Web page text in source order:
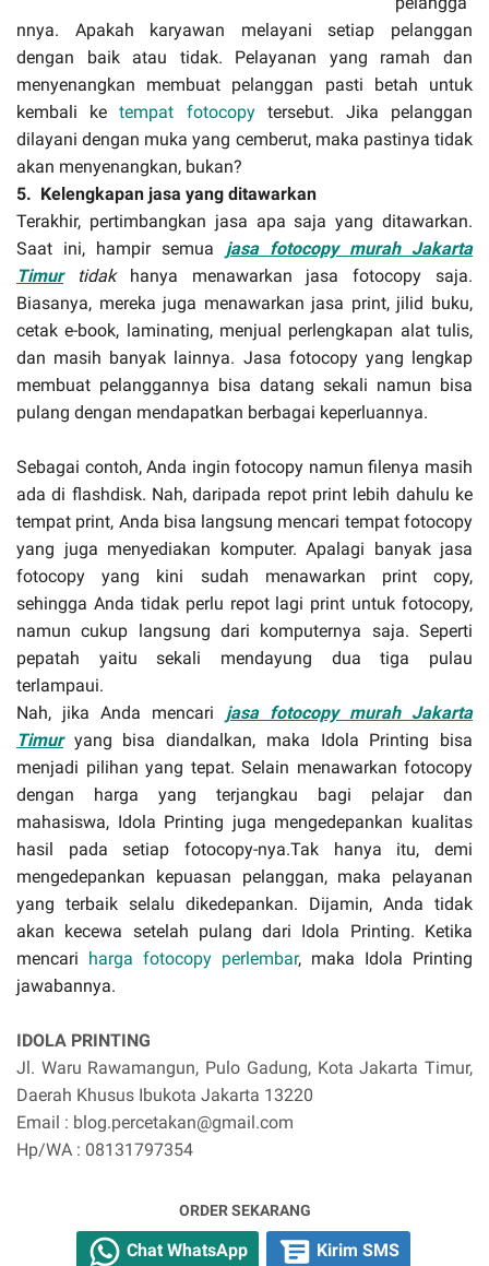
nnya. Apakah karyawan melayani setiap pelanggan
dengan baik atau tidak. Pelayanan yang ramah dan
menyenangkan membuat pelanggan pasti betah untuk
kembali ketempat fotocopytersebut. Jika pelanggan
dilayani dengan muka yang cemberut, maka pastinya tidak
akan menyenangkan, bukan?
5. Kelengkapan jasa yang ditawarkan
Terakhir, pertimbangkan jasa apa saja yang ditawarkan.
Saat ini, hampir semua jasa fotocopy murah Jakarta
Timurtidakhanya menawarkan jasa fotocopy saja.
Biasanya, mereka juga menawarkan jasa print, jilid buku,
cetak e-book, laminating, menjual perlengkapan alat tulis,
dan masih banyak lainnya. Jasa fotocopy yang lengkap
membuat pelanggannya bisa datang sekali namun bisa
pulang dengan mendapatkan berbagai keperluannya.
Sebagai contoh, Anda ingin fotocopy namun filenya masih
ada di flashdisk. Nah, daripada repot print lebih dahulu ke
tempat print, Anda bisa langsung mencari tempat fotocopy
yang juga menyediakan komputer. Apalagi banyak jasa
fotocopy yang kini sudah menawarkan print copy,
sehingga Anda tidak perlu repot lagi print untuk fotocopy,
namun cukup langsung dari komputernya saja. Seperti
pepatah yaitu sekali mendayung dua tiga pulau
terlampaui.
Nah, jika Anda mencari jasa fotocopy murah Jakarta
Timuryang bisa diandalkan, maka Idola Printing bisa
menjadi pilihan yang tepat. Selain menawarkan fotocopy
dengan harga yang terjangkau bagi pelajar dan
mahasiswa, Idola Printing juga mengedepankan kualitas
hasil pada setiap fotocopy-nya.Tak hanya itu, demi
mengedepankan kepuasan pelanggan, maka pelayanan
yang terbaik selalu dikedepankan. Dijamin, Anda tidak
akan kecewa setelah pulang dari Idola Printing. Ketika
mencari harga fotocopy perlembar, maka Idola Printing
jawabannya.
IDOLA PRINTING
Jl. Waru Rawamangun, Pulo Gadung, Kota Jakarta Timur,
Daerah Khusus Ibukota Jakarta 13220
Email : blog.percetakan@gmail.com
Hp/WA : 08131797354
ORDER SEKARANG
Chat WhatsApp Kirim SMS